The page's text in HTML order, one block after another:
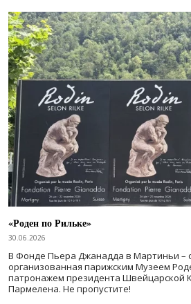
«Роден по Рильке»
30.06.2026
В Фонде Пьера Джанадда в Мартиньи –
организованная парижским Музеем
патронажем президента Швейцарской
Пармелена. Не пропустите!